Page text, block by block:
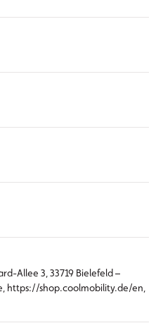
Allee 3, 33719 Bielefeld –
https://shop.coolmobility.de/en,